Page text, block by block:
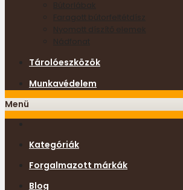
Bútorlábak
Faragott bútorfeltétdísz
Nyomott díszítő elemek
Tárolóeszközök
Munkavédelem
Menü
Kategóriák
Forgalmazott márkák
Blog